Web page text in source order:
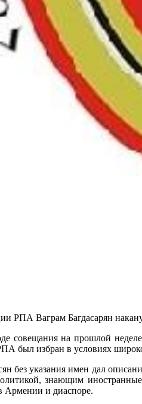
РПА Ваграм Багдасарян
совещания на прошлой
был избран в условиях
без указания имен дал
знающим
Армении и диаспоре.